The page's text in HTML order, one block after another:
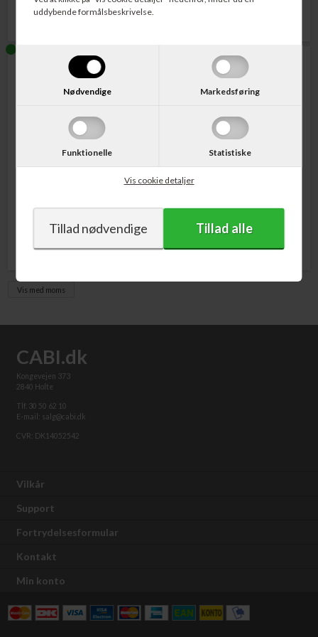
uddybende formålsbeskrivelse.
Nødvendige Markedsføring
Funktionelle Statistiske
Vis cookie detaljer
128,00 DKK
Førstehjælpskasse
1.517,00
Vis med moms
CABI.dk
Kongevejen 373
2840 Holte
Tlf. 30 50 62 10
E-mail: salg@cabi.dk
CVR: DK14052542
Vilkår
Support
Fortrydelsesformular
Kontakt
Min konto